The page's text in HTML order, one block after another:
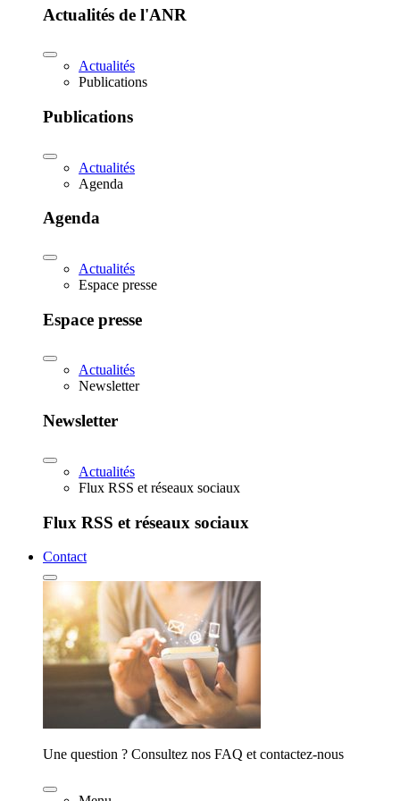
Actualités de l'ANR
Actualités
Publications
Publications
Actualités
Agenda
Agenda
Actualités
Espace presse
Espace presse
Actualités
Newsletter
Newsletter
Actualités
Flux RSS et réseaux sociaux
Flux RSS et réseaux sociaux
Contact
Une question ? Consultez nos FAQ et contactez-nous